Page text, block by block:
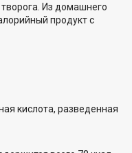
Из домашнего
продукт с
кислота, разведенная